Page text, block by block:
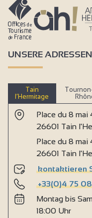
UNSERE
Tain
l’Hermitage
Place du 8 mai
26601 Tain
Place du 8 mai
26601 Tain
kontaktieren
+33(0)4 75
Montag bis
18:00 Uhr